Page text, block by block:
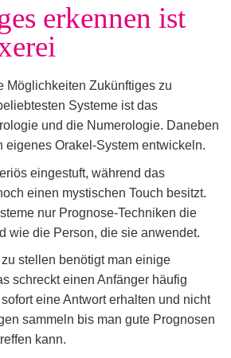
erkennen ist
Möglichkeiten Zukünftiges zu
Systeme ist das
und die Numerologie. Daneben
eigenes Orakel-System entwickeln.
eingestuft, während das
einen mystischen Touch besitzt.
nur Prognose-Techniken die
wie die Person, die sie anwendet.
stellen benötigt man einige
schreckt einen Anfänger häufig
eine Antwort erhalten und nicht
sammeln bis man gute Prognosen
kann.